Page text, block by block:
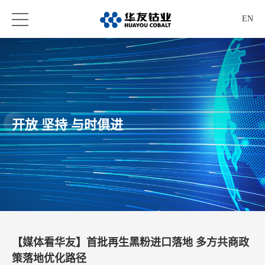
EN
开放 坚持 与时俱进
【媒体看华友】首批再生黑粉进口落地 多方共商政
策落地优化路径